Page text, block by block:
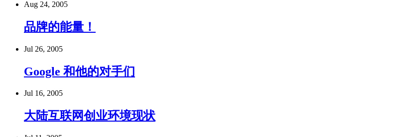
Aug 24, 2005
品牌的能量！
Jul 26, 2005
Google 和他的对手们
Jul 16, 2005
大陆互联网创业环境现状